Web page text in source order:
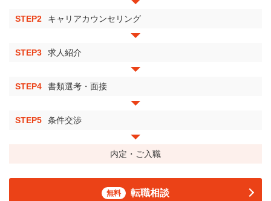
STEP2 キャリアカウンセリング
STEP3 求人紹介
STEP4 書類選考・面接
STEP5 条件交渉
内定・ご入職
無料 転職相談